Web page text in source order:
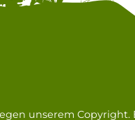
unserem Copyright.